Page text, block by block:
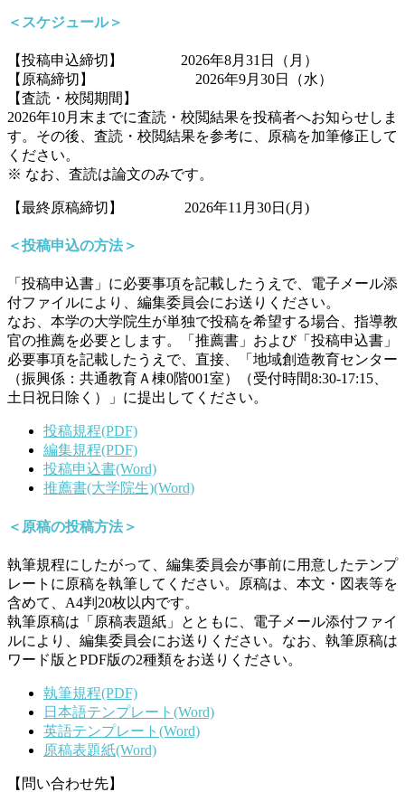
＜スケジュール＞
【投稿申込締切】 2026年8月31日（月）
【原稿締切】 2026年9月30日（水）
【査読・校閲期間】
2026年10月末までに査読・校閲結果を投稿者へお知らせしま
す。その後、査読・校閲結果を参考に、原稿を加筆修正して
ください。
※ なお、査読は論文のみです。
【最終原稿締切】 2026年11月30日(月)
＜投稿申込の方法＞
「投稿申込書」に必要事項を記載したうえで、電子メール添
付ファイルにより、編集委員会にお送りください。
なお、本学の大学院生が単独で投稿を希望する場合、指導教
官の推薦を必要とします。「推薦書」および「投稿申込書」
必要事項を記載したうえで、直接、「地域創造教育センター
（振興係：共通教育Ａ棟0階001室）（受付時間8:30-17:15、
土日祝日除く）」に提出してください。
投稿規程(PDF)
編集規程(PDF)
投稿申込書(Word)
推薦書(大学院生)(Word)
＜原稿の投稿方法＞
執筆規程にしたがって、編集委員会が事前に用意したテンプ
レートに原稿を執筆してください。原稿は、本文・図表等を
含めて、A4判20枚以内です。
執筆原稿は「原稿表題紙」とともに、電子メール添付ファイ
ルにより、編集委員会にお送りください。なお、執筆原稿は
ワード版とPDF版の2種類をお送りください。
執筆規程(PDF)
日本語テンプレート(Word)
英語テンプレート(Word)
原稿表題紙(Word)
【問い合わせ先】